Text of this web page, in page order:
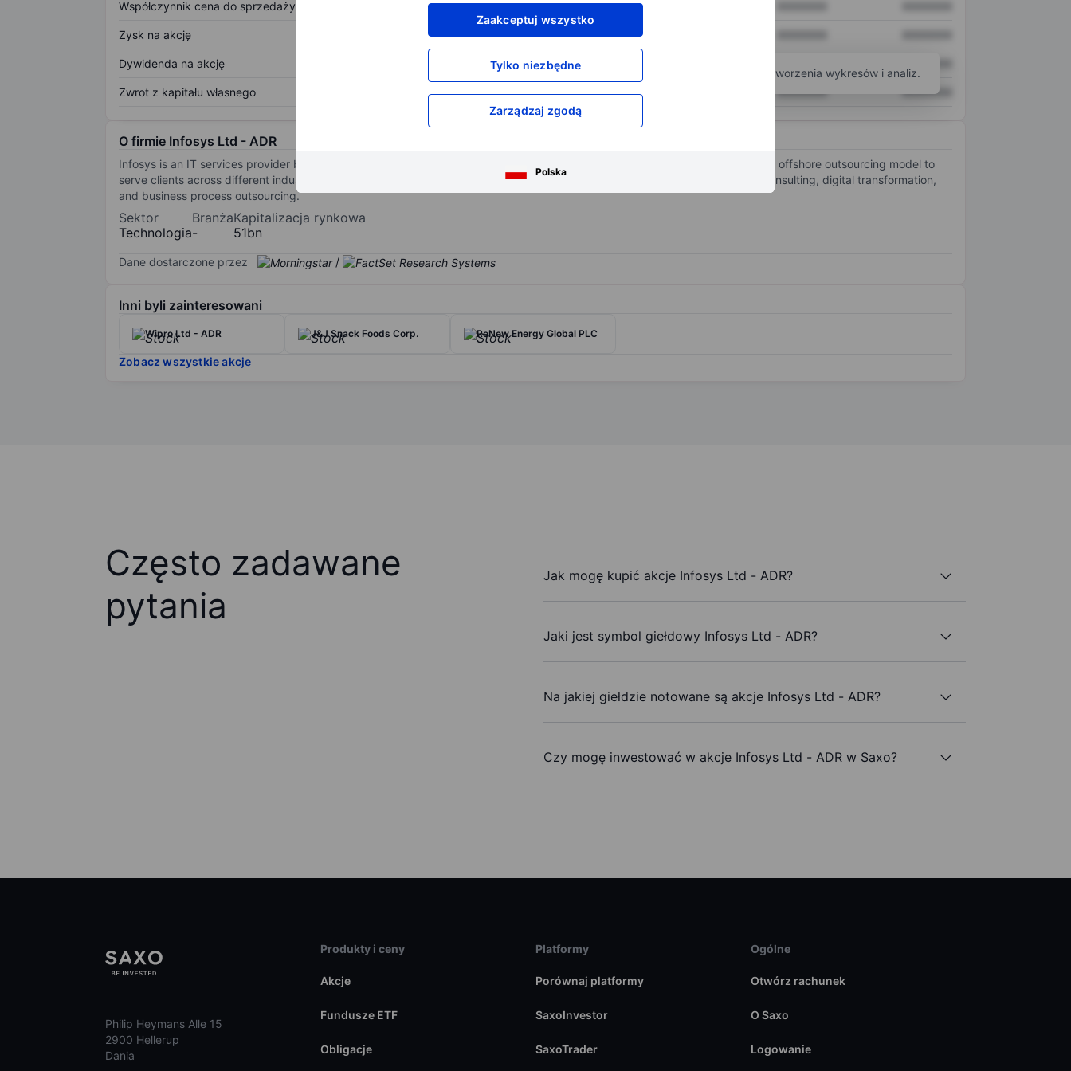
Zaakceptuj wszystko
Tylko niezbędne
Zarządzaj zgodą
Polska
Współczynnik cena do sprzedaży XXXXXXX
Zysk na akcję XXXXXXX
Dywidenda na akcję XXXXXXX
Zwrot z kapitału własnego XXXXXXX XXXXXXX XXXXXXX
Otwórz kontoaby uzyskać dostęp do większej ilości narzędzi do tworzenia wykresów i analiz.
O firmie Infosys Ltd - ADR
Infosys is an IT services provider based in Bengaluru, India, with offices in more than 50 countries. The company leverages its offshore outsourcing model to
serve clients across different industries, such as financial services and manufacturing. Infosys’ IT services offerings include consulting, digital transformation,
and business process outsourcing.
Sektor
Technologia
Branża
-
Kapitalizacja rynkowa
51bn
Dane dostarczone przez /
Inni byli zainteresowani
Wipro Ltd - ADR J&J Snack Foods Corp. ReNew Energy Global PLC
Zobacz wszystkie akcje
Często zadawane
pytania
Jak mogę kupić akcje Infosys Ltd - ADR?
Jaki jest symbol giełdowy Infosys Ltd - ADR?
Na jakiej giełdzie notowane są akcje Infosys Ltd - ADR?
Czy mogę inwestować w akcje Infosys Ltd - ADR w Saxo?
Philip Heymans Alle 15
2900 Hellerup
Dania
Produkty i ceny
Akcje
Fundusze ETF
Obligacje
Platformy
Porównaj platformy
SaxoInvestor
SaxoTrader
Ogólne
Otwórz rachunek
O Saxo
Logowanie